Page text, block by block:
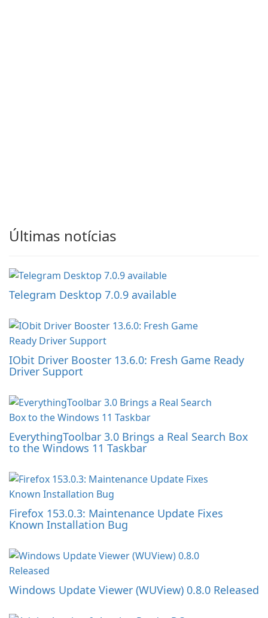
Últimas notícias
Telegram Desktop 7.0.9 available
IObit Driver Booster 13.6.0: Fresh Game Ready
Driver Support
EverythingToolbar 3.0 Brings a Real Search Box
to the Windows 11 Taskbar
Firefox 153.0.3: Maintenance Update Fixes
Known Installation Bug
Windows Update Viewer (WUView) 0.8.0 Released